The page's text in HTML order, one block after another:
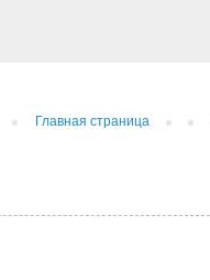
Главная страница